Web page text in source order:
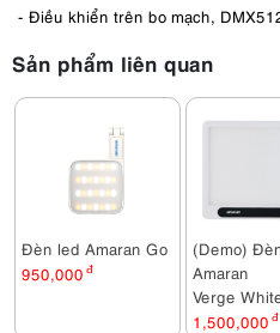
- Điều khiển trên bo mạch,
Sản phẩm liên quan
Đèn led Amaran Go
950,000 đ
(Demo)
Amaran
Verge
1,500,000 đ